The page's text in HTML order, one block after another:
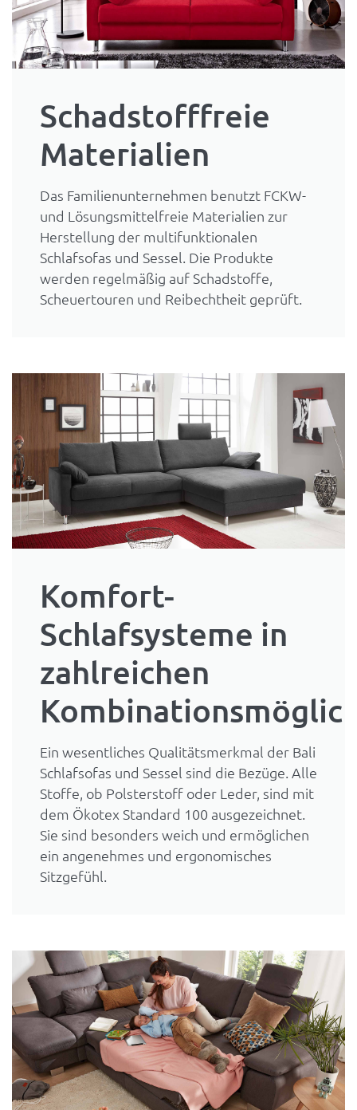
Schadstofffreie
Materialien
Das Familienunternehmen benutzt FCKW-
und Lösungsmittelfreie Materialien zur
Herstellung der multifunktionalen
Schlafsofas und Sessel. Die Produkte
werden regelmäßig auf Schadstoffe,
Scheuertouren und Reibechtheit geprüft.
Komfort-
Schlafsysteme in
zahlreichen
Ein wesentliches Qualitätsmerkmal der Bali
Schlafsofas und Sessel sind die Bezüge. Alle
Stoffe, ob Polsterstoff oder Leder, sind mit
dem Ökotex Standard 100 ausgezeichnet.
Sie sind besonders weich und ermöglichen
ein angenehmes und ergonomisches
Sitzgefühl.